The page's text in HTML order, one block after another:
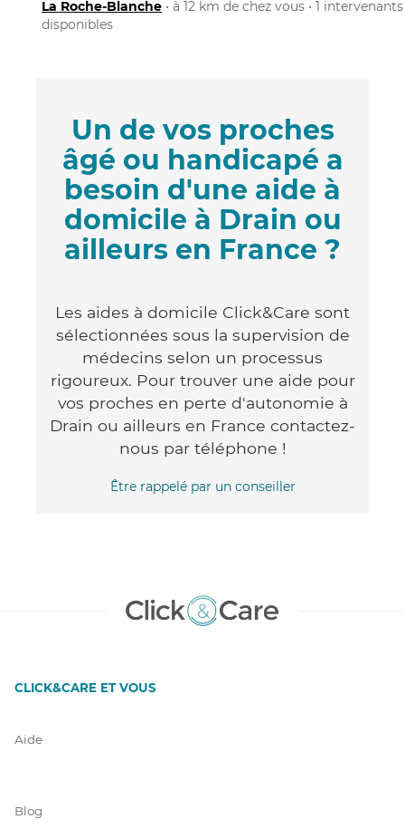
La Roche-Blanche • à 12 km de chez vous • 1 intervenants
disponibles
Un de vos proches
âgé ou handicapé a
besoin d'une aide à
domicile à Drain ou
ailleurs en France ?
Les aides à domicile Click&Care sont
sélectionnées sous la supervision de
médecins selon un processus
rigoureux. Pour trouver une aide pour
vos proches en perte d'autonomie à
Drain ou ailleurs en France contactez-
nous par téléphone !
Être rappelé par un conseiller
CLICK&CARE ET VOUS
Aide
Blog